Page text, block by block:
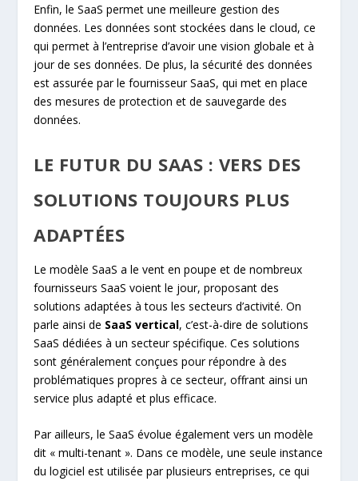
Enfin, le SaaS permet une meilleure gestion des
données. Les données sont stockées dans le cloud, ce
qui permet à l’entreprise d’avoir une vision globale et à
jour de ses données. De plus, la sécurité des données
est assurée par le fournisseur SaaS, qui met en place
des mesures de protection et de sauvegarde des
données.
LE FUTUR DU SAAS : VERS DES
SOLUTIONS TOUJOURS PLUS
ADAPTÉES
Le modèle SaaS a le vent en poupe et de nombreux
fournisseurs SaaS voient le jour, proposant des
solutions adaptées à tous les secteurs d’activité. On
parle ainsi de SaaS vertical, c’est-à-dire de solutions
SaaS dédiées à un secteur spécifique. Ces solutions
sont généralement conçues pour répondre à des
problématiques propres à ce secteur, offrant ainsi un
service plus adapté et plus efficace.
Par ailleurs, le SaaS évolue également vers un modèle
dit « multi-tenant ». Dans ce modèle, une seule instance
du logiciel est utilisée par plusieurs entreprises, ce qui